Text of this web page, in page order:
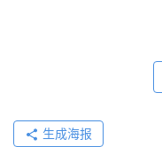
生成海报